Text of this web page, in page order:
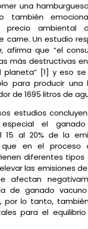
una
también
precio ambiental
carne. Un estudio
, afirma que “el
más destructivas
planeta” [1] y eso
para producir una
de 1695 litros de
estudios
el
15 al 20% de la
que en el proceso
diferentes
las emisiones
afectan
de ganado
por lo tanto,
para el